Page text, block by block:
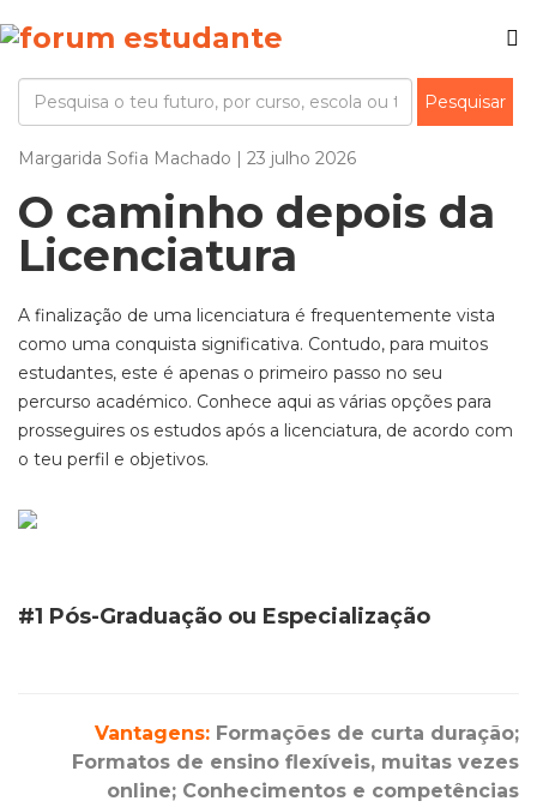
Margarida Sofia Machado | 23 julho 2026
O caminho depois da
Licenciatura
A finalização de uma licenciatura é frequentemente vista
como uma conquista significativa. Contudo, para muitos
estudantes, este é apenas o primeiro passo no seu
percurso académico. Conhece aqui as várias opções para
prosseguires os estudos após a licenciatura, de acordo com
o teu perfil e objetivos.
#1 Pós-Graduação ou Especialização
Vantagens: Formações de curta duração;
Formatos de ensino flexíveis, muitas vezes
online; Conhecimentos e competências